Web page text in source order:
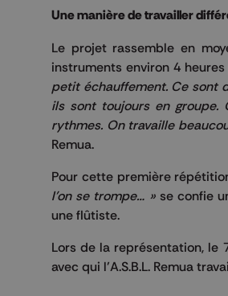
Une manière de travailler
Le projet rassemble en
instruments environ 4
petit échauffement. Ce sont
ils sont toujours en
rythmes. On travaille
Remua.
Pour cette première
l’on se trompe… »se confie
une flûtiste.
Lors de la représentation, le
avec qui l’A.S.B.L. Remua